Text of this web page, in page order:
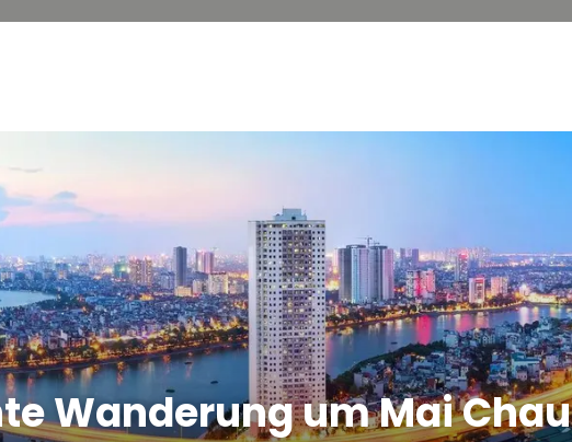
Wanderung um Mai Chau